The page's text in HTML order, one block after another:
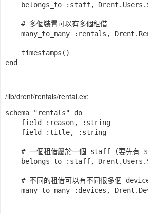
belongs_to :staff,
    # 多個裝置可以有多個租借
many_to_many :rentals,
    timestamps()
/lib/drent/rentals/rental.ex:
schema "rentals" do
    field :reason, :string
    field :title, :string
# 一個租借屬於一個 staff (要先有
belongs_to :staff,
# 不同的租借可以有不同很多個
many_to_many :devices,